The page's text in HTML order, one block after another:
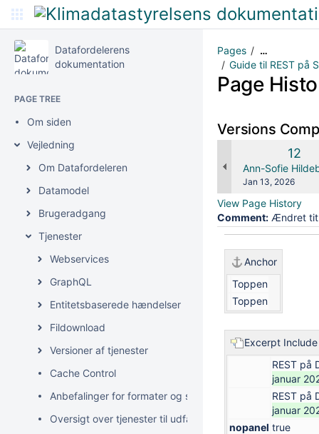
Datafordelerens
dokumentation
PAGE TREE
Om siden
Vejledning
Om Datafordeleren
Datamodel
Brugeradgang
Tjenester
Webservices
GraphQL
Entitetsbaserede hændelser
Fildownload
Versioner af tjenester
Cache Control
Anbefalinger for formater og servicetyper på
Oversigt over tjenester til udfasning
Pages …
Guide til REST på
Page
Versions
Old
12
Ann-Sofie
Saved
Jan 13, 2026
View Page History
Comment: Ændret
Anchor
Toppen
Toppen
Excerpt Include
REST på
januar
REST på
januar
nopanel true